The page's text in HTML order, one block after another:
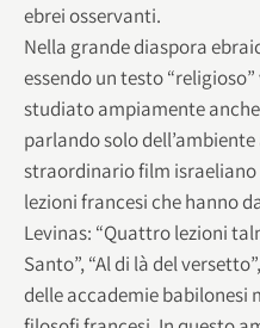
ebrei osservanti.
Nella grande diaspora
essendo un testo
studiato ampiamente
parlando solo
straordinario film israeliano
lezioni francesi che hanno
Levinas: “Quattro lezioni
Santo”, “Al di là del
delle accademie babilonesi